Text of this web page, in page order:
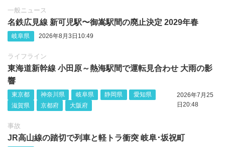
一般ニュース
名鉄広見線 新可児駅〜御嵩駅間の廃止決定 2029年春
岐阜県 2026年8月3日10:49
ライフライン
東海道新幹線 小田原～熱海駅間で運転見合わせ 大雨の影
響
東京都 神奈川県 岐阜県 静岡県
愛知県
滋賀県
京都府 大阪府
2026年7月25
日20:48
事故
JR高山線の踏切で列車と軽トラ衝突 岐阜･坂祝町